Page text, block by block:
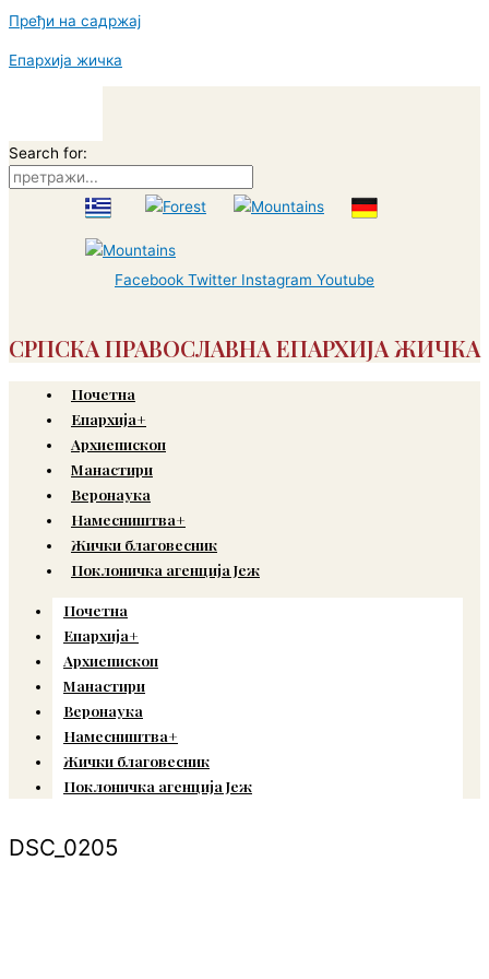
Пређи на садржај
Епархија жичка
Search for:
Facebook Twitter Instagram Youtube
СРПСКА ПРАВОСЛАВНА ЕПАРХИЈА ЖИЧКА
Почетна
Епархија+
Архиепископ
Манастири
Веронаука
Намесништва+
Жички благовесник
Поклоничка агенција Јеж
Почетна
Епархија+
Архиепископ
Манастири
Веронаука
Намесништва+
Жички благовесник
Поклоничка агенција Јеж
DSC_0205